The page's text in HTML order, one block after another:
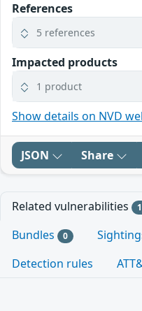
References
5 references
Impacted products
1 product
Show details on NVD
JSON Share
Related vulnerabilities
Bundles 0
Detection rules